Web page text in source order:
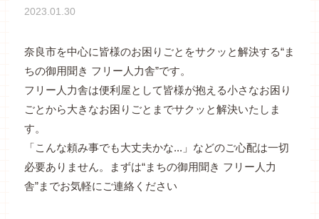
2023.01.30
奈良市を中心に皆様のお困りごとをサクッと解決する“ま
ちの御用聞き フリー人力舎”です。
フリー人力舎は便利屋として皆様が抱える小さなお困り
ごとから大きなお困りごとまでサクッと解決いたしま
す。
「こんな頼み事でも大丈夫かな...」などのご心配は一切
必要ありません。まずは“まちの御用聞き フリー人力
舎”までお気軽にご連絡ください